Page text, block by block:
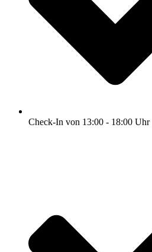
Check-In von 13:00 - 18:00 Uhr